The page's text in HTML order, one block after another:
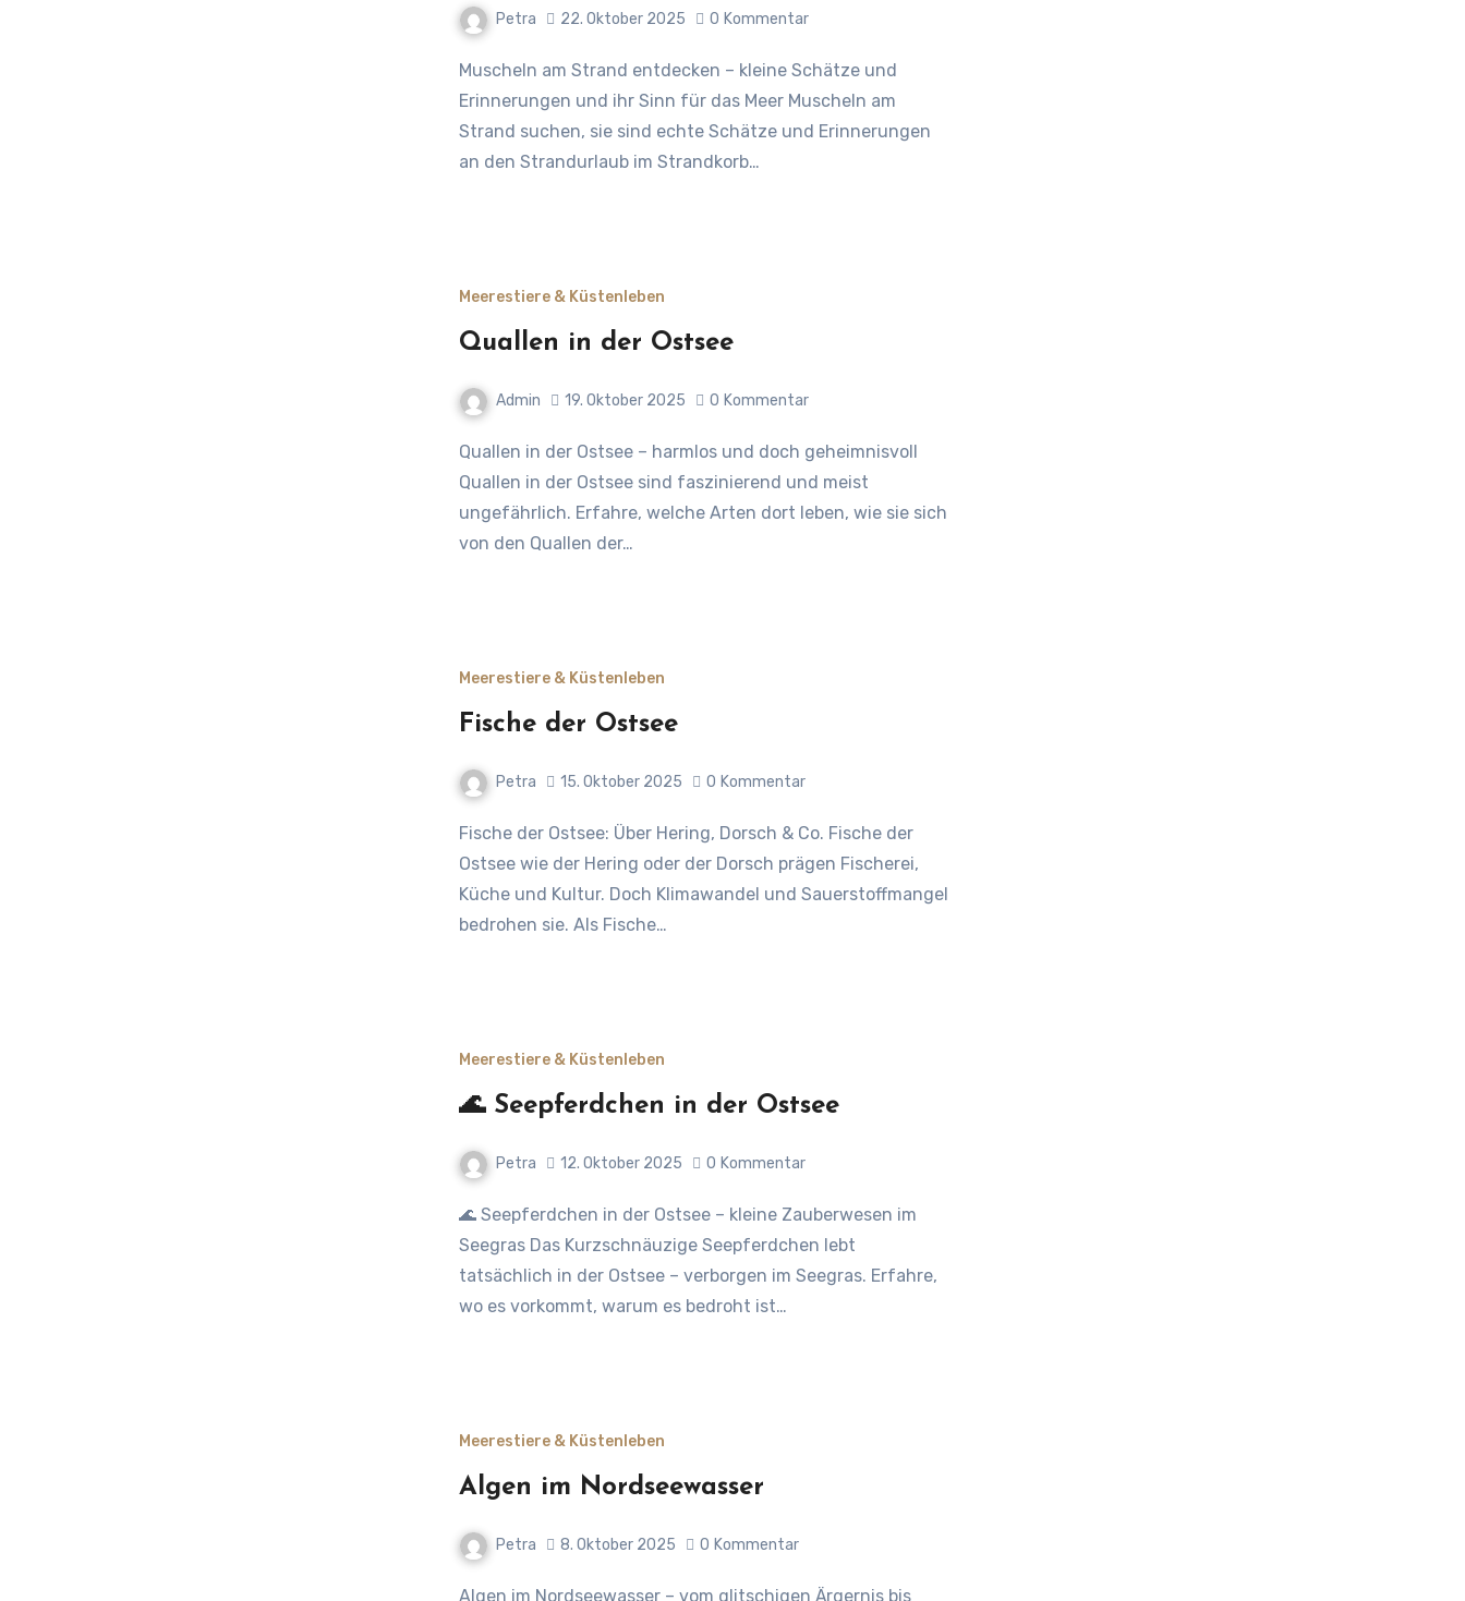
Petra 22. Oktober 2025 0 Kommentar
Muscheln am Strand entdecken – kleine Schätze und
Erinnerungen und ihr Sinn für das Meer Muscheln am
Strand suchen, sie sind echte Schätze und Erinnerungen
an den Strandurlaub im Strandkorb…
Meerestiere & Küstenleben
Quallen in der Ostsee
Admin 19. Oktober 2025 0 Kommentar
Quallen in der Ostsee – harmlos und doch geheimnisvoll
Quallen in der Ostsee sind faszinierend und meist
ungefährlich. Erfahre, welche Arten dort leben, wie sie sich
von den Quallen der…
Meerestiere & Küstenleben
Fische der Ostsee
Petra 15. Oktober 2025 0 Kommentar
Fische der Ostsee: Über Hering, Dorsch & Co. Fische der
Ostsee wie der Hering oder der Dorsch prägen Fischerei,
Küche und Kultur. Doch Klimawandel und Sauerstoffmangel
bedrohen sie. Als Fische…
Meerestiere & Küstenleben
🌊 Seepferdchen in der Ostsee
Petra 12. Oktober 2025 0 Kommentar
🌊 Seepferdchen in der Ostsee – kleine Zauberwesen im
Seegras Das Kurzschnäuzige Seepferdchen lebt
tatsächlich in der Ostsee – verborgen im Seegras. Erfahre,
wo es vorkommt, warum es bedroht ist…
Meerestiere & Küstenleben
Algen im Nordseewasser
Petra 8. Oktober 2025 0 Kommentar
Algen im Nordseewasser – vom glitschigen Ärgernis bis